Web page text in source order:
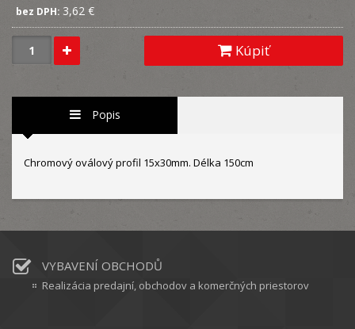
bez DPH: 3,62 €
Kúpiť
Popis
Chromový oválový profil 15x30mm. Délka 150cm
VYBAVENÍ OBCHODŮ
Realizácia predajní, obchodov a komerčných priestorov